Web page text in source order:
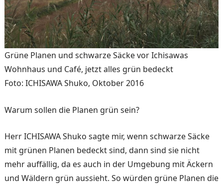
Grüne Planen und schwarze Säcke vor Ichisawas
Wohnhaus und Café, jetzt alles grün bedeckt
Foto: ICHISAWA Shuko, Oktober 2016
Warum sollen die Planen grün sein?
Herr ICHISAWA Shuko sagte mir, wenn schwarze Säcke
mit grünen Planen bedeckt sind, dann sind sie nicht
mehr auf­fällig, da es auch in der Um­gebung mit Äckern
und Wäl­dern grün aussieht. So würden grüne Planen die